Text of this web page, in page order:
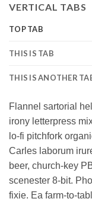
VERTICAL TABS
TOP TAB
THIS IS TAB
THIS IS ANOTHER
Flannel sartorial
irony letterpress
lo-fi pitchfork
Carles laborum
beer, church-key
scenester 8-bit.
fixie. Ea farm-to-